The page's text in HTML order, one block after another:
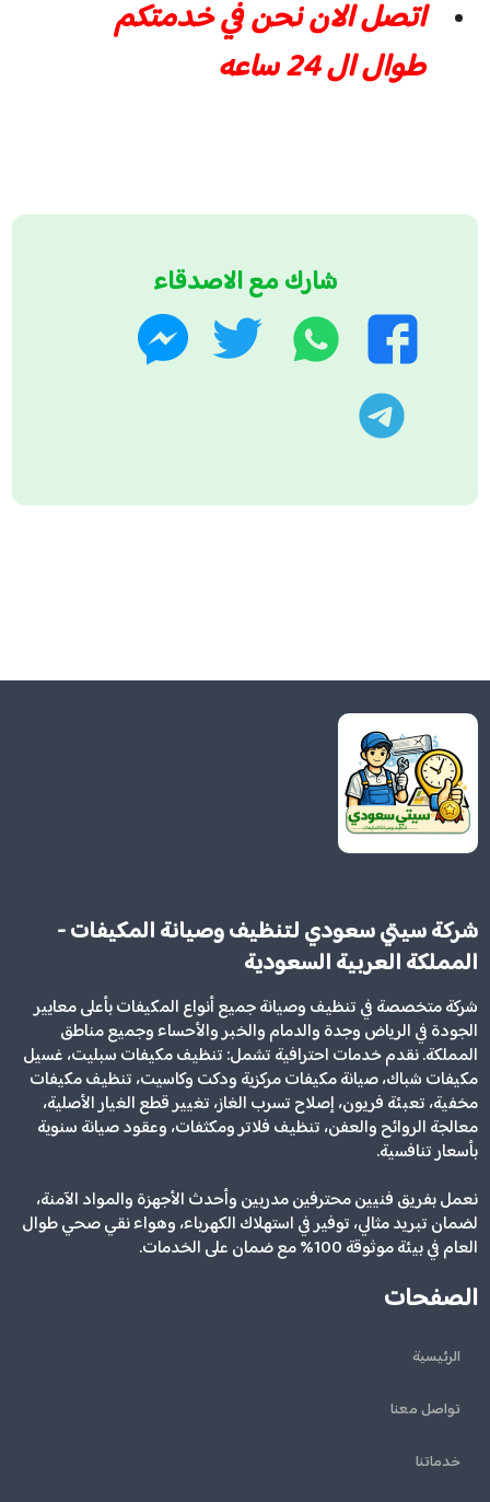
اتصل الان نحن في خدمتكم
طوال ال 24 ساعه
شارك مع الاصدقاء
فيسبوك
واتساب تويتر
شركة سيتي سعودي لتنظيف وصيانة المكيفات -
المملكة العربية السعودية
شركة متخصصة في تنظيف وصيانة جميع أنواع المكيفات بأعلى معايير
الجودة في الرياض وجدة والدمام والخبر والأحساء وجميع مناطق
المملكة. نقدم خدمات احترافية تشمل: تنظيف مكيفات سبليت، غسيل
مكيفات شباك، صيانة مكيفات مركزية ودكت وكاسيت، تنظيف مكيفات
مخفية، تعبئة فريون، إصلاح تسرب الغاز، تغيير قطع الغيار الأصلية،
معالجة الروائح والعفن، تنظيف فلاتر ومكثفات، وعقود صيانة سنوية
بأسعار تنافسية.
نعمل بفريق فنيين محترفين مدربين وأحدث الأجهزة والمواد الآمنة،
لضمان تبريد مثالي، توفير في استهلاك الكهرباء، وهواء نقي صحي طوال
العام في بيئة موثوقة 100% مع ضمان على الخدمات.
الصفحات
الرئيسية
تواصل معنا
خدماتنا